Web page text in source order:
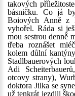
takových
básničku. Co já
Boiových Anně z
vyhořel. Ráda si
mou sestrou denně
třeba roznášet
kolem důlní
Stadlbauerových
Adi
otcovy strany),
doktora Jilka se
už tenkrát jezdili